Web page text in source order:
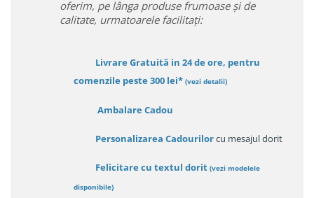
oferim, pe lânga produse frumoase și de
calitate, urmatoarele facilitați:
Livrare Gratuită in 24 de ore, pentru
comenzile peste 300 lei* (vezi detalii)
Ambalare Cadou
Personalizarea Cadourilorcu mesajul dorit
Felicitare cu textul dorit (vezi modelele
disponibile)